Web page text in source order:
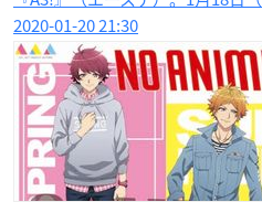
2020-01-20 21:30